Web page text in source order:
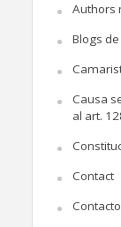
Authors
Blogs
Causa
al art.
Contact
Contacto